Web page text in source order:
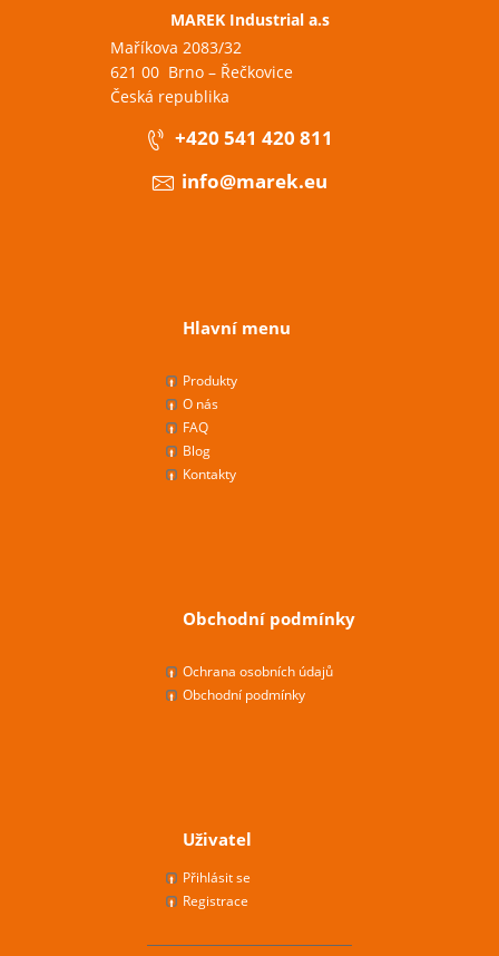
MAREK Industrial a.s
Maříkova 2083/32
621 00 Brno – Řečkovice
Česká republika
+420 541 420 811
info@marek.eu
Hlavní menu
Produkty
O nás
FAQ
Blog
Kontakty
Obchodní podmínky
Ochrana osobních údajů
Obchodní podmínky
Uživatel
Přihlásit se
Registrace